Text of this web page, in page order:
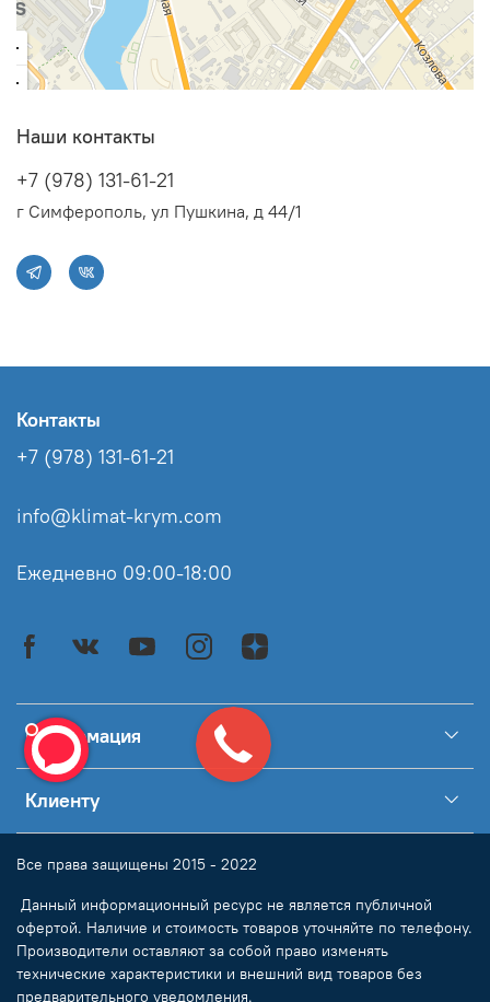
Наши контакты
+7 (978) 131-61-21
г Симферополь, ул Пушкина, д 44/1
Информация
Клиенту
Контакты
+7 (978) 131-61-21
info@klimat-krym.com
Ежедневно 09:00-18:00
Все права защищены 2015 - 2022
Данный информационный ресурс не является публичной
офертой. Наличие и стоимость товаров уточняйте по телефону.
Производители оставляют за собой право изменять
технические характеристики и внешний вид товаров без
предварительного уведомления.